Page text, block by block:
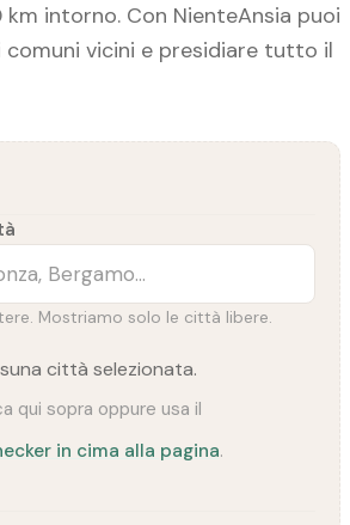
intorno. Con NienteAnsia puoi
comuni vicini e presidiare tutto il
Mostriamo solo le città libere.
città selezionata.
qui sopra oppure usa il
in cima alla pagina.